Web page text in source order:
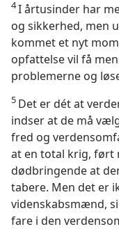
4I årtusinder har
og sikkerhed, men
kommet et nyt
opfattelsevil få
problemerne og
5 Det er dét at
indser at de må
fred og
at en total krig, ført
dødbringende at
tabere. Men det er
videnskabsmænd,
fare i den